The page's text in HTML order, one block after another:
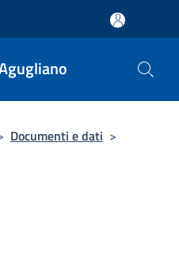
Documenti e dati >